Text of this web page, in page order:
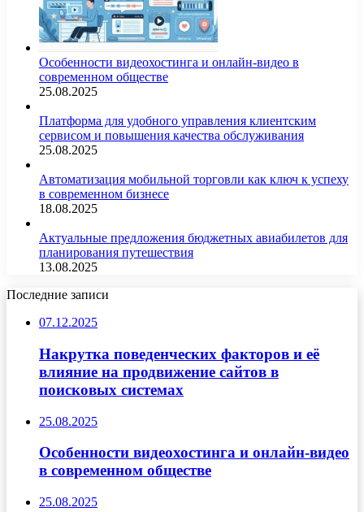
Особенности видеохостинга и онлайн-видео в
современном обществе
25.08.2025
Платформа для удобного управления клиентским
сервисом и повышения качества обслуживания
25.08.2025
Автоматизация мобильной торговли как ключ к успеху
в современном бизнесе
18.08.2025
Актуальные предложения бюджетных авиабилетов для
планирования путешествия
13.08.2025
Последние записи
07.12.2025
Накрутка поведенческих факторов и её
влияние на продвижение сайтов в
поисковых системах
25.08.2025
Особенности видеохостинга и онлайн-видео
в современном обществе
25.08.2025